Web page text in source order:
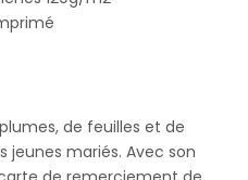
de feuilles et de
jeunes mariés. Avec son